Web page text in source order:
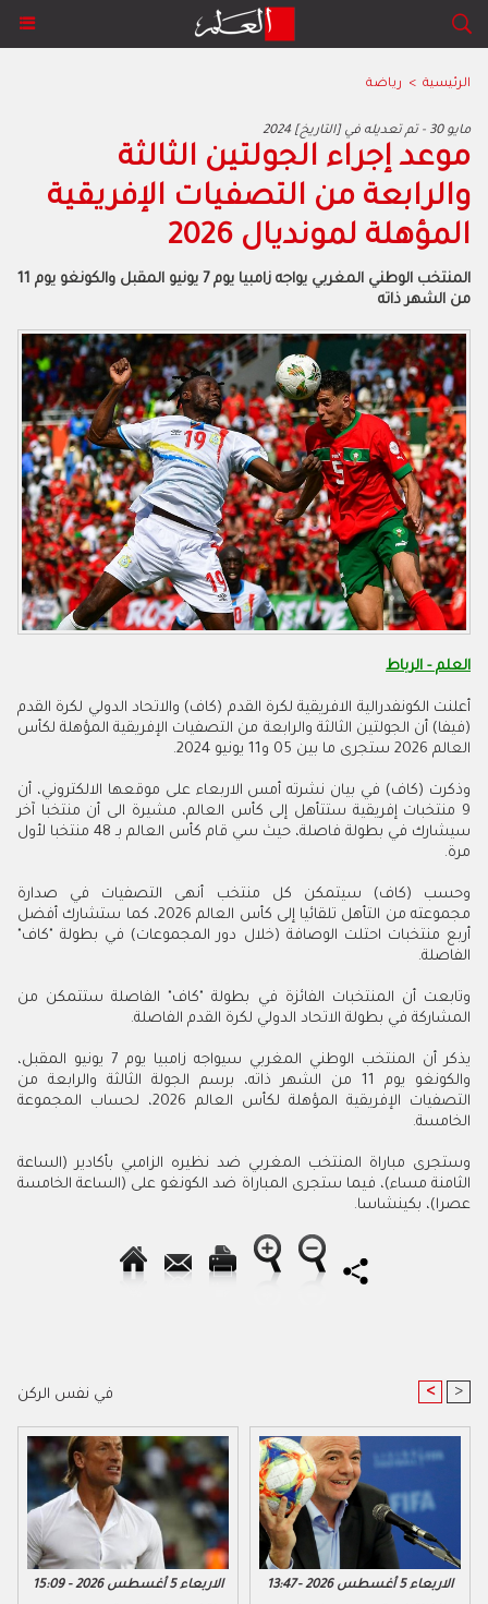
الرئيسية > رياضة
2024 مايو 30 - تم تعديله في [التاريخ]
موعد إجراء الجولتين الثالثة
والرابعة من التصفيات الإفريقية
المؤهلة لمونديال 2026
المنتخب الوطني المغربي يواجه زامبيا يوم 7 يونيو المقبل والكونغو يوم 11
من الشهر ذاته
العلم - الرباط
أعلنت الكونفدرالية الافريقية لكرة القدم (كاف) والاتحاد الدولي لكرة القدم
(فيفا) أن الجولتين الثالثة والرابعة من التصفيات الإفريقية المؤهلة لكأس
العالم 2026 ستجرى ما بين 05 و11 يونيو 2024.
وذكرت (كاف) في بيان نشرته أمس الاربعاء على موقعها الالكتروني، أن
9 منتخبات إفريقية ستتأهل إلى كأس العالم، مشيرة الى أن منتخبا آخر
سيشارك في بطولة فاصلة، حيث سي قام كأس العالم بـ 48 منتخبا لأول
مرة.
وحسب (كاف) سيتمكن كل منتخب أنهى التصفيات في صدارة
مجموعته من التأهل تلقائيا إلى كأس العالم 2026، كما ستشارك أفضل
أربع منتخبات احتلت الوصافة (خلال دور المجموعات) في بطولة "كاف"
الفاصلة.
وتابعت أن المنتخبات الفائزة في بطولة "كاف" الفاصلة ستتمكن من
المشاركة في بطولة الاتحاد الدولي لكرة القدم الفاصلة.
يذكر أن المنتخب الوطني المغربي سيواجه زامبيا يوم 7 يونيو المقبل،
والكونغو يوم 11 من الشهر ذاته، برسم الجولة الثالثة والرابعة من
التصفيات الإفريقية المؤهلة لكأس العالم 2026، لحساب المجموعة
الخامسة.
وستجرى مباراة المنتخب المغربي ضد نظيره الزامبي بأكادير (الساعة
الثامنة مساء)، فيما ستجرى المباراة ضد الكونغو على (الساعة الخامسة
عصرا)، بكينشاسا.
في نفس الركن < >
الاربعاء 5 أغسطس 2026 - 15:09 الاربعاء 5 أغسطس 2026 - 13:47